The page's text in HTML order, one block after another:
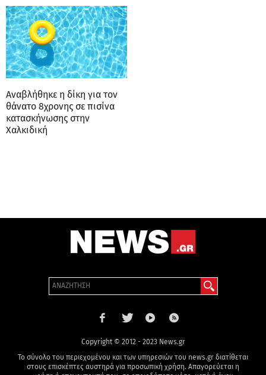
Αναβλήθηκε η δίκη για τον
θάνατο 8χρονης σε πισίνα
κατασκήνωσης στην
Χαλκιδική
Copyright © 2012 - 2023 News.gr
Το σύνολο του περιεχομένου και των υπηρεσιών του news.gr διατίθεται
στους επισκέπτες αυστηρά για προσωπική χρήση. Απαγορεύεται η